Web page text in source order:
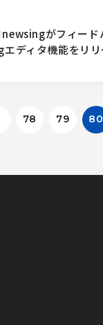
newsingがフィー
ディタ機能をリリ
78 79 80